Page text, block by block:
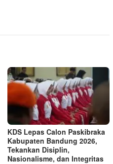
KDS Lepas Calon Paskibraka
Kabupaten Bandung 2026,
Tekankan Disiplin,
Nasionalisme, dan Integritas